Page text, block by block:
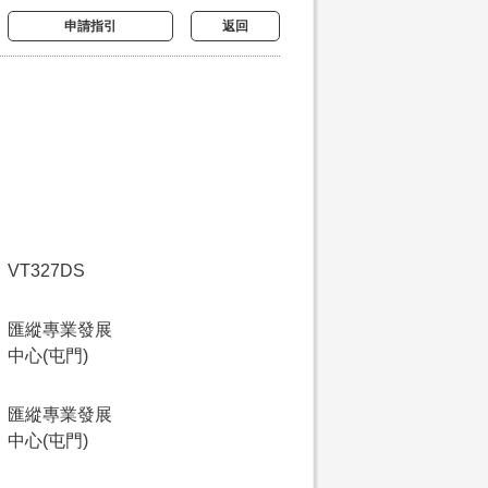
申請指引 返回
VT327DS
匯縱專業發展
中心(屯門)
匯縱專業發展
中心(屯門)